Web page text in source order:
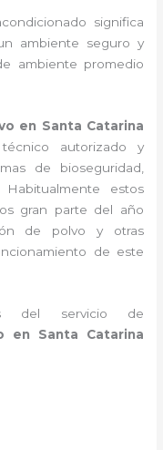
significa
ambiente seguro y
ambiente promedio
en Santa Catarina
autorizado y
de bioseguridad,
estos
gran parte del año
de polvo y otras
de este
del servicio de
en Santa Catarina